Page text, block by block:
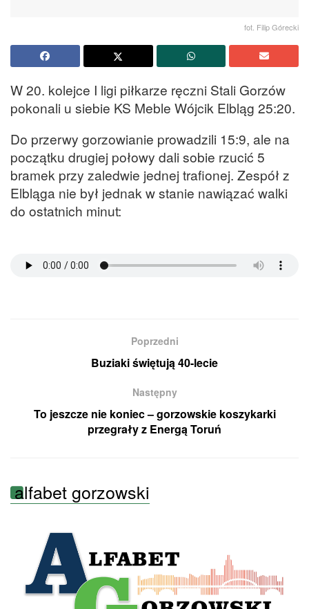
fot. Filip Górecki
W 20. kolejce I ligi piłkarze ręczni Stali Gorzów
pokonali u siebie KS Meble Wójcik Elbląg 25:20.
Do przerwy gorzowianie prowadzili 15:9, ale na
początku drugiej połowy dali sobie rzucić 5
bramek przy zaledwie jednej trafionej. Zespół z
Elbląga nie był jednak w stanie nawiązać walki
do ostatnich minut:
Poprzedni
Buziaki świętują 40-lecie
Następny
To jeszcze nie koniec – gorzowskie koszykarki
przegrały z Energą Toruń
alfabet gorzowski